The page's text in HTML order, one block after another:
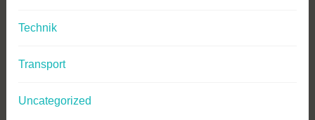
Technik
Transport
Uncategorized